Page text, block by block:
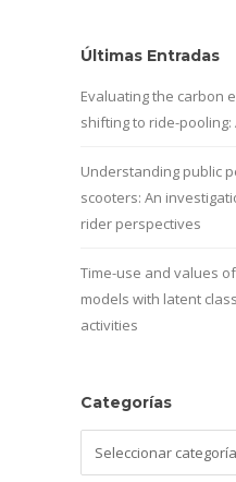
Últimas Entradas
Evaluating the carbon
shifting to ride-
Understanding public
scooters: An
rider perspectives
Time-use and values
models with latent
activities
Categorías